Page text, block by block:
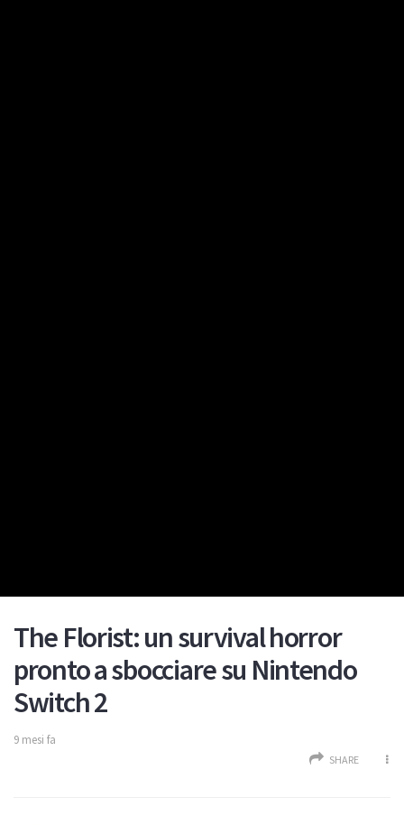
The Florist: un survival horror
pronto a sbocciare su Nintendo
Switch 2
9 mesi fa
SHARE